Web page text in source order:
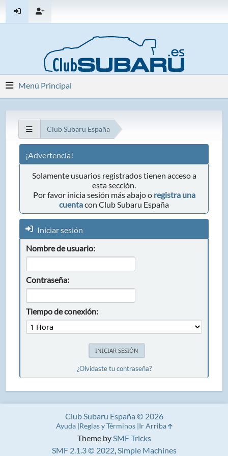
Menú Principal
Club Subaru España
¡Advertencia!
Solamente usuarios registrados tienen acceso a
esta sección.
Por favor inicia sesión más abajo o registra una
cuentacon Club Subaru España
Iniciar sesión
Nombre de usuario:
Contraseña:
Tiempo de conexión:
¿Olvidaste tu contraseña?
Theme bySMF Tricks
SMF 2.1.3 © 2022,Simple Machines
Club Subaru España © 2026
Ayuda Reglas y Términos Ir Arriba